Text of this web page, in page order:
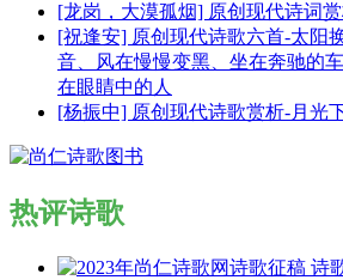
[龙岗，大漠孤烟] 原创现代诗词
[祝逢安] 原创现代诗歌六首-太阳
音、风在慢慢变黑、坐在奔驰的
在眼睛中的人
[杨振中] 原创现代诗歌赏析-月光
热评诗歌